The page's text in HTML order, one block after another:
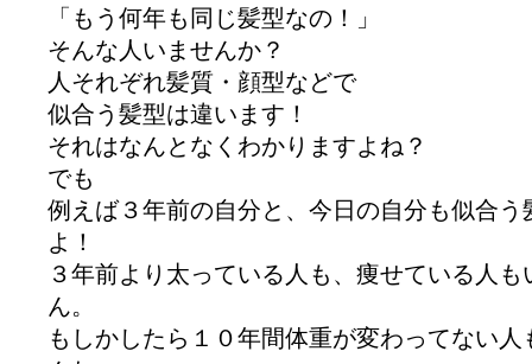
「もう何年も同じ髪型なの！」
そんな人いませんか？
人それぞれ髪質・顔型などで
似合う髪型は違います！
それはなんとなくわかりますよね？
でも
例えば３年前の自分と、今日の自分も似合う
よ！
３年前より太っている人も、痩せている人
ん。
もしかしたら１０年間体重が変わってない